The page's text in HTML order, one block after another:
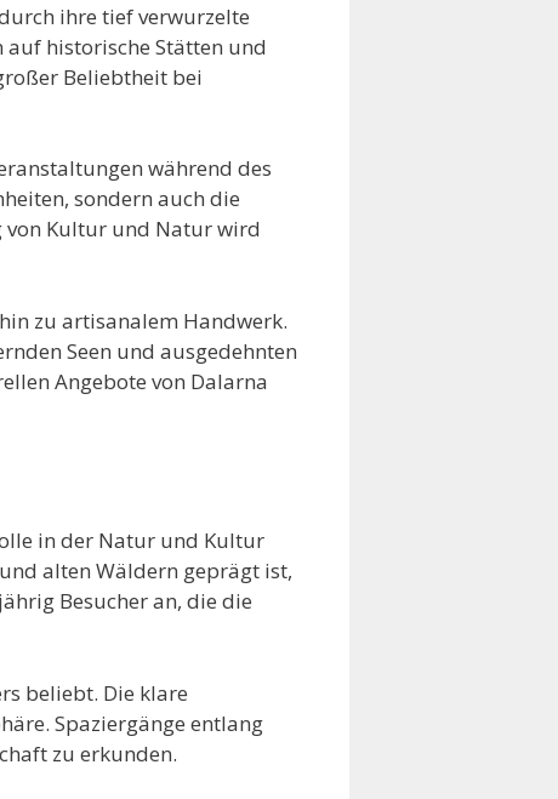
ihre tief verwurzelte
historische Stätten und
Beliebtheit bei
während des
sondern auch die
von Kultur und Natur wird
zu artisanalem Handwerk.
Seen und ausgedehnten
Angebote von Dalarna
in der Natur und Kultur
alten Wäldern geprägt ist,
Besucher an, die die
beliebt. Die klare
Spaziergänge entlang
zu erkunden.